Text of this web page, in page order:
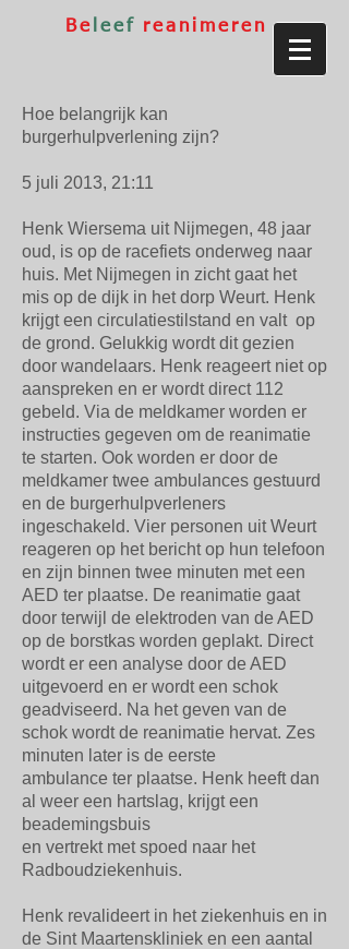
Be leef reanimeren
Hoe belangrijk kan
burgerhulpverlening zijn?
5 juli 2013, 21:11
Henk Wiersema uit Nijmegen, 48 jaar
oud, is op de racefiets onderweg naar
huis. Met Nijmegen in zicht gaat het
mis op de dijk in het dorp Weurt. Henk
krijgt een circulatiestilstand en valt op
de grond. Gelukkig wordt dit gezien
door wandelaars. Henk reageert niet op
aanspreken en er wordt direct 112
gebeld. Via de meldkamer worden er
instructies gegeven om de reanimatie
te starten. Ook worden er door de
meldkamer twee ambulances gestuurd
en de burgerhulpverleners
ingeschakeld. Vier personen uit Weurt
reageren op het bericht op hun telefoon
en zijn binnen twee minuten met een
AED ter plaatse. De reanimatie gaat
door terwijl de elektroden van de AED
op de borstkas worden geplakt. Direct
wordt er een analyse door de AED
uitgevoerd en er wordt een schok
geadviseerd. Na het geven van de
schok wordt de reanimatie hervat. Zes
minuten later is de eerste
ambulance ter plaatse. Henk heeft dan
al weer een hartslag, krijgt een
beademingsbuis
en vertrekt met spoed naar het
Radboudziekenhuis.
Henk revalideert in het ziekenhuis en in
de Sint Maartenskliniek en een aantal